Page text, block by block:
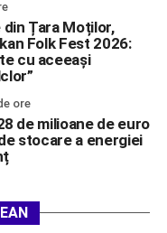
Țara Moților,
Folk Fest 2026:
cu aceeași
ore
de milioane de euro
stocare a energiei